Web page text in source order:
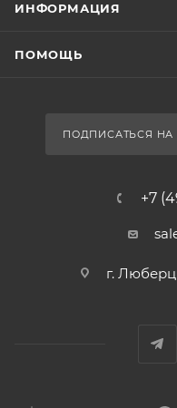
ИНФОРМАЦИЯ
ПОМОЩЬ
ПОДПИСАТЬСЯ
+7
г.